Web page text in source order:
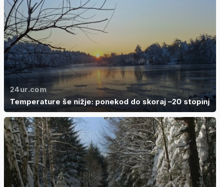
24ur.com
Temperature še nižje: ponekod do skoraj –20 stopinj